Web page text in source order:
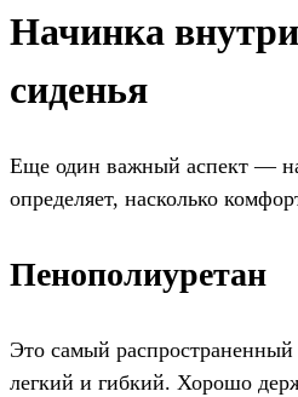
Начинка
сиденья
Еще один важный аспект —
определяет, насколько
Пенополиуретан
Это самый
легкий и гибкий. Хорошо